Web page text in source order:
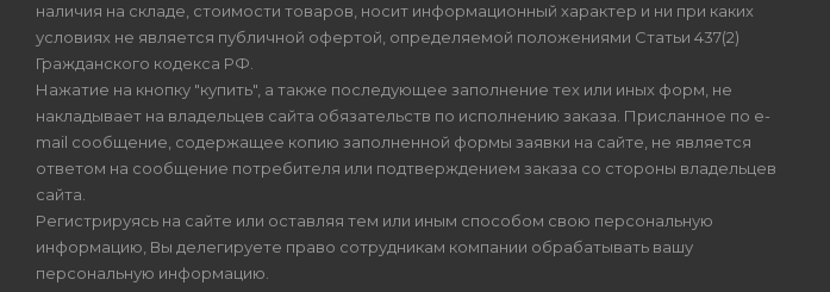
наличия на складе, стоимости товаров, носит информационный характер и ни при каких
условиях не является публичной офертой, определяемой положениями Статьи 437(2)
Гражданского кодекса РФ.
Нажатие на кнопку "купить", а также последующее заполнение тех или иных форм, не
накладывает на владельцев сайта обязательств по исполнению заказа. Присланное по e-
mail сообщение, содержащее копию заполненной формы заявки на сайте, не является
ответом на сообщение потребителя или подтверждением заказа со стороны владельцев
сайта.
Регистрируясь на сайте или оставляя тем или иным способом свою персональную
информацию, Вы делегируете право сотрудникам компании обрабатывать вашу
персональную информацию.